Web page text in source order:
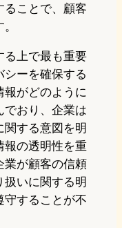
ることで、顧客
る上で最も重要
シーを確保する
報がどのように
でおり、企業は
関する意図を明
報の透明性を重
業が顧客の信頼
扱いに関する明
守することが不